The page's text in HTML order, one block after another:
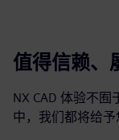
值得信赖、
NX CAD 体验不
中，我们都将给予